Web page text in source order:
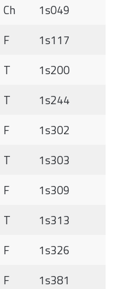
Ch
1s049
F
1s117
T
1s200
T
1s244
F
1s302
T
1s303
F
1s309
T
1s313
F
1s326
F
1s381